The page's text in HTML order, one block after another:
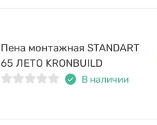
Пена монтажная STANDART
65 ЛЕТО KRONBUILD
В наличии